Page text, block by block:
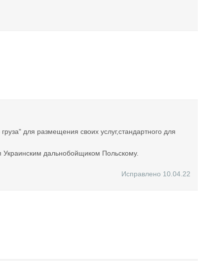
для размещения своих услуг,стандартного для
Украинским дальнобойщиком Польскому.
Исправлено 10.04.22